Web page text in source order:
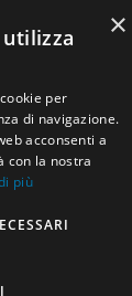
e per altri
privacy policy
×
per
di navigazione.
acconsenti a
con la nostra
più